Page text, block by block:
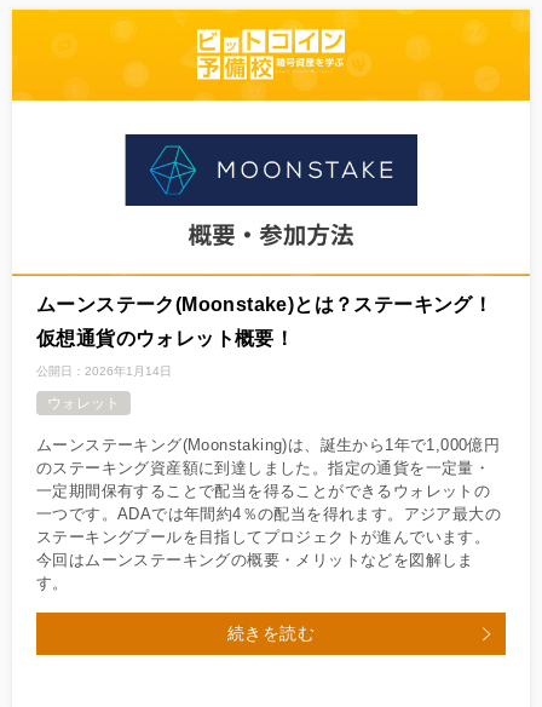
ムーンステーク(Moonstake)とは？ステーキング！
仮想通貨のウォレット概要！
公開日： 2026年1月14日
ウォレット
ムーンステーキング(Moonstaking)は、誕生から1年で1,000億円
のステーキング資産額に到達しました。指定の通貨を一定量・
一定期間保有することで配当を得ることができるウォレットの
一つです。ADAでは年間約4％の配当を得れます。アジア最大の
ステーキングプールを目指してプロジェクトが進んでいます。
今回はムーンステーキングの概要・メリットなどを図解しま
す。
続きを読む